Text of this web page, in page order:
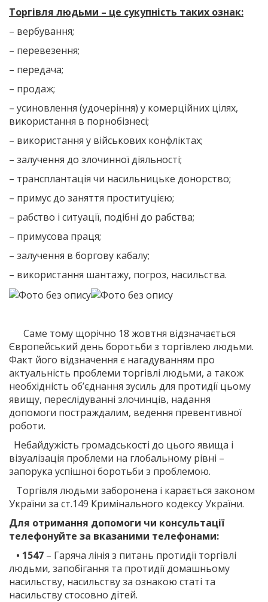
Торгівля людьми – це сукупність таких ознак:
– вербування;
– перевезення;
– передача;
– продаж;
– усиновлення (удочеріння) у комерційних цілях,
використання в порнобізнесі;
– використання у військових конфліктах;
– залучення до злочинної діяльності;
– трансплантація чи насильницьке донорство;
– примус до заняття проституцією;
– рабство і ситуації, подібні до рабства;
– примусова праця;
– залучення в боргову кабалу;
– використання шантажу, погроз, насильства.
Саме тому щорічно 18 жовтня відзначається
Європейський день боротьби з торгівлею людьми.
Факт його відзначення є нагадуванням про
актуальність проблеми торгівлі людьми, а також
необхідність об’єднання зусиль для протидії цьому
явищу, переслідуванні злочинців, надання
допомоги постраждалим, ведення превентивної
роботи.
Небайдужість громадськості до цього явища і
візуалізація проблеми на глобальному рівні –
запорука успішної боротьби з проблемою.
Торгівля людьми заборонена і карається законом
України за ст.149 Кримінального кодексу України.
Для отримання допомоги чи консультації
телефонуйте за вказаними телефонами:
• 1547 – Гаряча лінія з питань протидії торгівлі
людьми, запобігання та протидії домашньому
насильству, насильству за ознакою статі та
насильству стосовно дітей.